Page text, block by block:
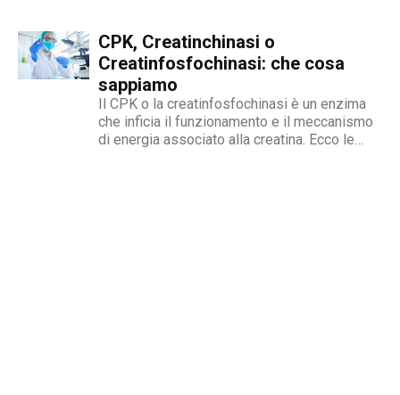
CPK, Creatinchinasi o
Creatinfosfochinasi: che cosa
sappiamo
Il CPK o la creatinfosfochinasi è un enzima
che inficia il funzionamento e il meccanismo
di energia associato alla creatina. Ecco le